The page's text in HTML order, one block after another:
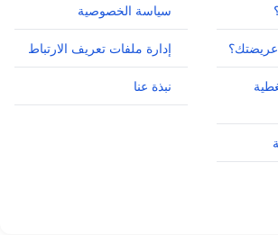
سياسة الخصوصية
إدارة ملفات تعريف الارتباط
نبذة عنا